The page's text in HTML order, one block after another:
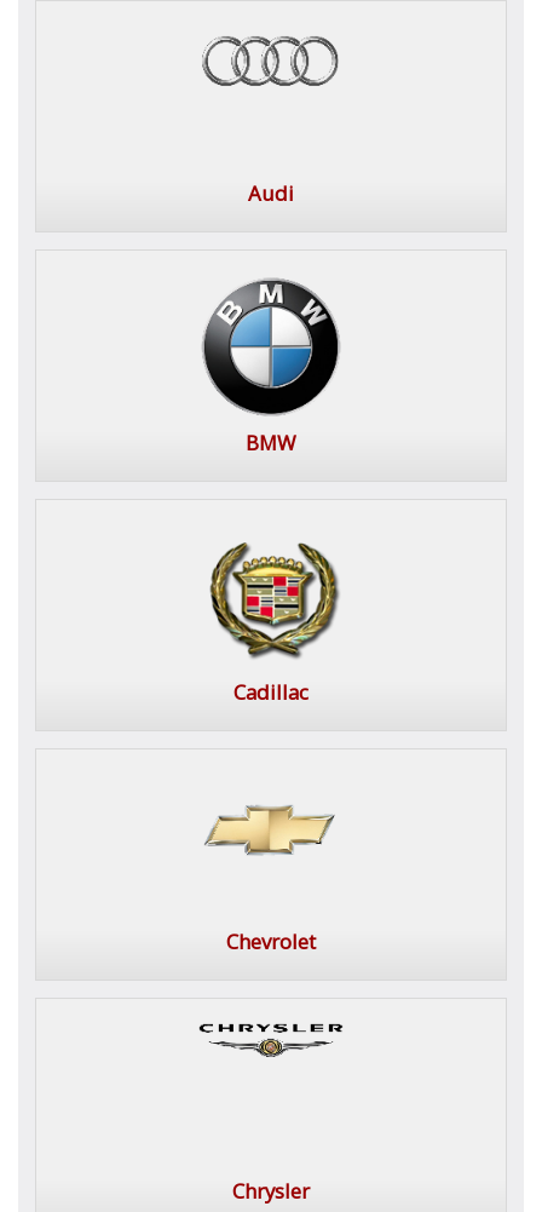
Audi
BMW
Cadillac
Chevrolet
Chrysler